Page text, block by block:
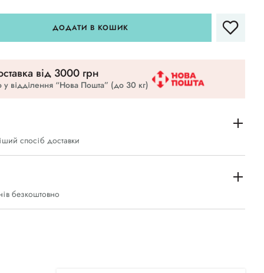
ДОДАТИ В КОШИК
вiд 3000 грн
відділення “Нова Пошта” (до 30 кг)
спосіб доставки
безкоштовно